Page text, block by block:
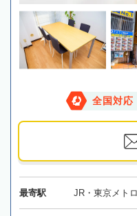
全国対応
最寄駅 JR・東京メト